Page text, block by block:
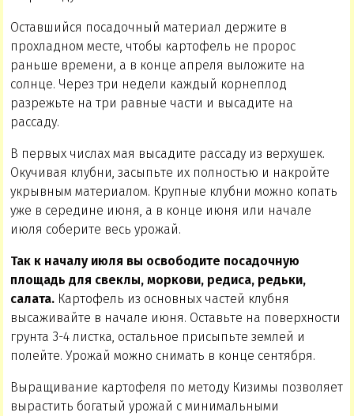
Оставшийся посадочный материал держите в
прохладном месте, чтобы картофель не пророс
раньше времени, а в конце апреля выложите на
солнце. Через три недели каждый корнеплод
разрежьте на три равные части и высадите на
рассаду.
В первых числах мая высадите рассаду из верхушек.
Окучивая клубни, засыпьте их полностью и накройте
укрывным материалом. Крупные клубни можно копать
уже в середине июня, а в конце июня или начале
июля соберите весь урожай.
Так к началу июля вы освободите посадочную
площадь для свеклы, моркови, редиса, редьки,
салата. Картофель из основных частей клубня
высаживайте в начале июня. Оставьте на поверхности
грунта 3-4 листка, остальное присыпьте землей и
полейте. Урожай можно снимать в конце сентября.
Выращивание картофеля по методу Кизимы позволяет
вырастить богатый урожай с минимальными